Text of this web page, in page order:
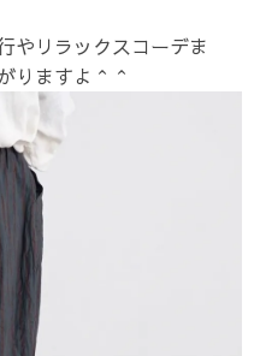
やリラックスコーデま
りますよ＾＾